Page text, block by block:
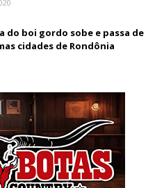
do boi gordo sobe e passa de
cidades de Rondônia